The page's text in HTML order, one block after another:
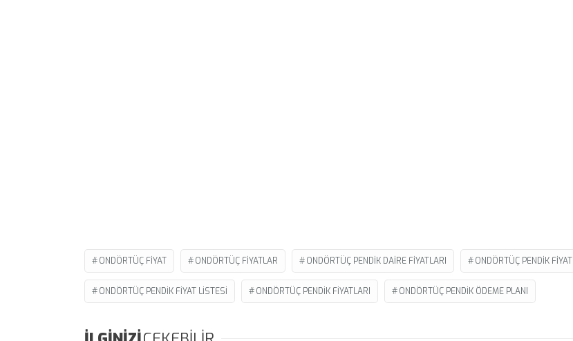
ONDÖRTÜÇ FIYAT ONDÖRTÜÇ FIYATLAR ONDÖRTÜÇ PENDIK DAIRE FIYATLARI ONDÖRTÜÇ PENDIK FIYAT
ONDÖRTÜÇ PENDIK FIYAT LISTESI ONDÖRTÜÇ PENDIK FIYATLARI ONDÖRTÜÇ PENDIK ÖDEME PLANI